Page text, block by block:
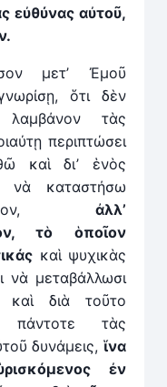
εὐθύνας αὐτοῦ,
μετ’ Ἐμοῦ
ὅτι δὲν
λαμβάνον τὰς
περιπτώσει
καὶ δι’ ἑνὸς
νὰ καταστήσω
ἀλλ’
τὸ ὁποῖον
καὶ ψυχικὰς
νὰ μεταβάλλωσι
καὶ διὰ τοῦτο
πάντοτε τὰς
δυνάμεις, ἵνα
ἐν